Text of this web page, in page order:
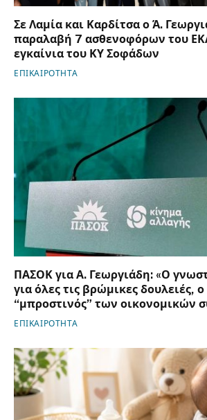
Σε Λαμία και Καρδίτσα ο Ά.
παραλαβή 7 ασθενοφόρων του
εγκαίνια του ΚΥ Σοφάδων
ΕΠΙΚΑΙΡΟΤΗΤΑ
ΠΑΣΟΚ για Α. Γεωργιάδη: «Ο
για όλες τις βρώμικες δουλειές,
“μπροστινός” των οικονομικών
ΕΠΙΚΑΙΡΟΤΗΤΑ